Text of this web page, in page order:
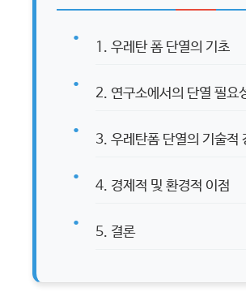
1. 우레탄 폼 단열의 기초
2. 연구소에서의 단열 필요
3. 우레탄폼 단열의 기술적
4. 경제적 및 환경적 이점
5. 결론